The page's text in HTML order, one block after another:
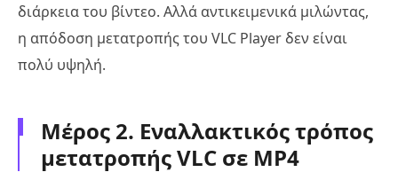
διάρκεια του βίντεο. Αλλά αντικειμενικά μιλώντας,
η απόδοση μετατροπής του VLC Player δεν είναι
πολύ υψηλή.
Μέρος 2. Εναλλακτικός τρόπος
μετατροπής VLC σε MP4